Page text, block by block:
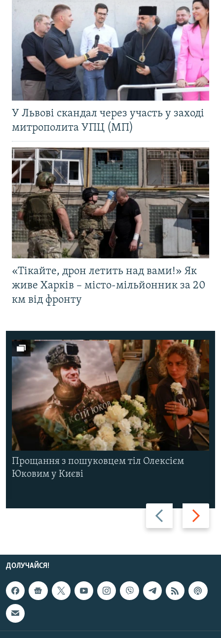
У Львові скандал через участь у заході
митрополита УПЦ (МП)
«Тікайте, дрон летить над вами!» Як
живе Харків – місто-мільйонник за 20
км від фронту
Назад Вперед
Прощання з пошуковцем тіл Олексієм
Юковим у Києві
ДОЛУЧАЙСЯ!